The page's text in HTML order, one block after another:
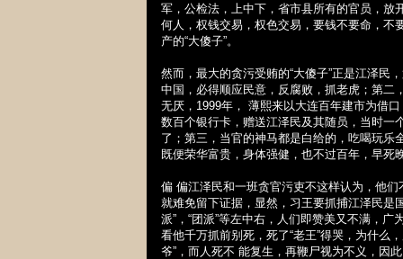
军，公检法，上中下，省市县所有的官员，放
何人，权钱交易，权色交易，要钱不要命，不
产的“大傻子”。
然而，最大的贪污受贿的“大傻子”正是江泽民
中国，必得顺应民意，反腐败，抓老虎；第二
无厌， 1999年， 薄熙来以大连百年建市为借
数百个银行卡，赠送江泽民及其随员，当时一
了；第三，当官的神马都是白给的，吃喝玩
既便荣华富贵，身体强健，也不过百年，早
偏 偏江泽民和一班贪官污吏不这样认为，他
就难免留下证据，显然，习王要抓捕江泽民是
派”，“团派”等左中右，人们即赞美又不满，
看他千万抓前别死，死了“老王”得哭，为什么
爷”，而人死不 能复生，再鞭尸视为不义，因